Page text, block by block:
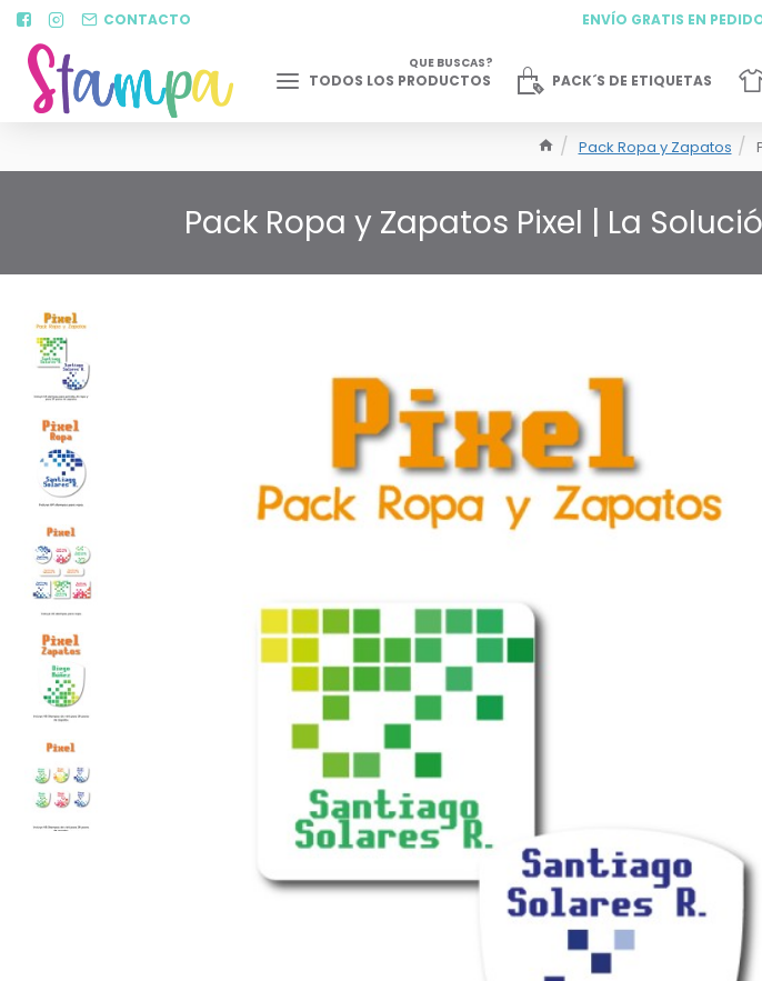
CONTACTO ENVÍO GRATIS EN
TODOS LOS PRODUCTOS
QUE BUSCAS?
PACK´S DE ETIQUETAS
Pack Ropa y Zapatos
Pack Ropa y Zapatos Pixel | La